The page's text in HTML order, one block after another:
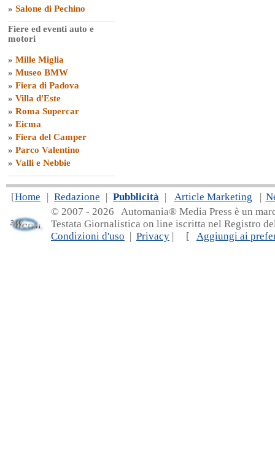
» Salone di Pechino
Fiere ed eventi auto e
motori
» Mille Miglia
» Museo BMW
» Fiera di Padova
» Villa d'Este
» Roma Supercar
» Eicma
» Fiera del Camper
» Parco Valentino
» Valli e Nebbie
[Home | Redazione | Pubblicità | Article Marketing |
© 2007 - 2026 Automania® Media Press è un
Testata Giornalistica on line iscritta nel Registro
Condizioni d'uso | Privacy | [ Aggiungi ai